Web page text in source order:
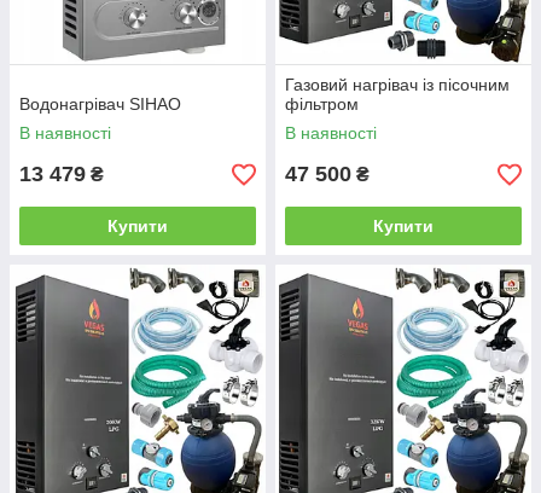
Водонагрівач SIHAO
В наявності
13 479 ₴
Купити
Газовий нагрівач із пісочним
фільтром
В наявності
47 500 ₴
Купити